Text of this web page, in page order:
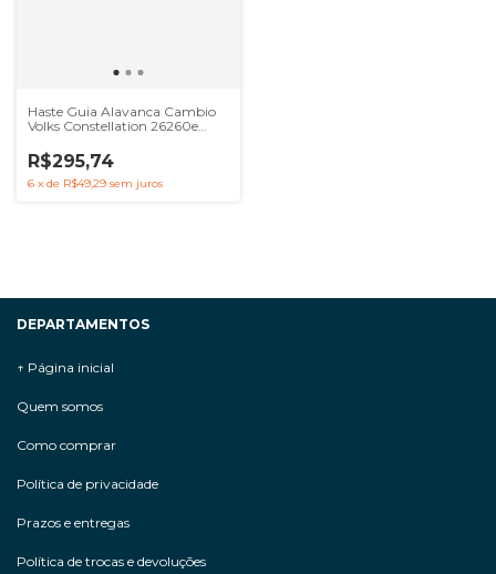
Haste Guia Alavanca Cambio
Volks Constellation 26260e
R$295,74
6 x de R$49,29 sem juros
DEPARTAMENTOS
↑ Página inicial
Quem somos
Como comprar
Política de privacidade
Prazos e entregas
Política de trocas e devoluções